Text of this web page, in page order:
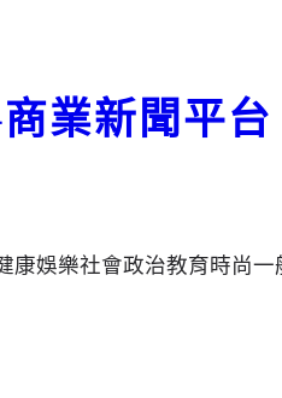
業新聞平台
康娛樂社會政治教育時尚一